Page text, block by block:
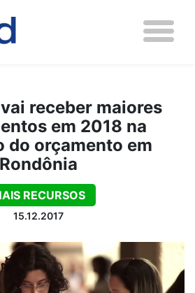
receber maiores
em 2018 na
do orçamento em
Rondônia
RECURSOS
15.12.2017